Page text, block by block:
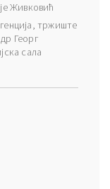
Живковић
тржиште
Георг
сала